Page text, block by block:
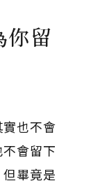
你留
也不會
會留下
畢竟是